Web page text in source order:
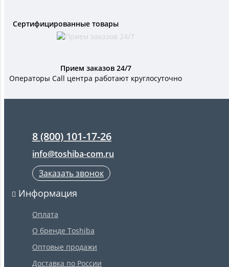
Сертифицированные товары
Прием заказов 24/7
Операторы Call центра работают круглосуточно
8 (800) 101-17-26
info@toshiba-com.ru
Заказать звонок
Информация
Оплата
О бренде Toshiba
Оптовые продажи
Доставка по России